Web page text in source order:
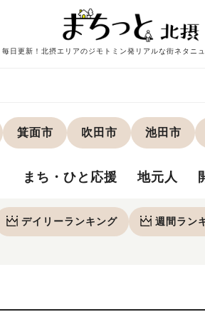
毎日更新！北摂エリアのジモトミン発リアルな街ネタニ
箕面市 吹田市 池田市
まち・ひと応援 地元人
デイリーランキング 週間 ラン